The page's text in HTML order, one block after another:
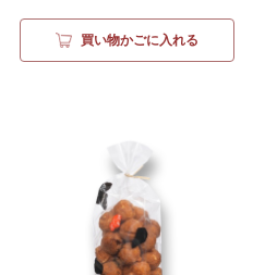
買い物かごに入れる